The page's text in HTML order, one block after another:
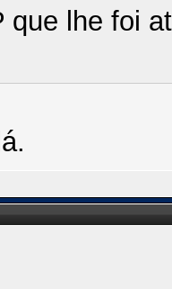
que lhe foi